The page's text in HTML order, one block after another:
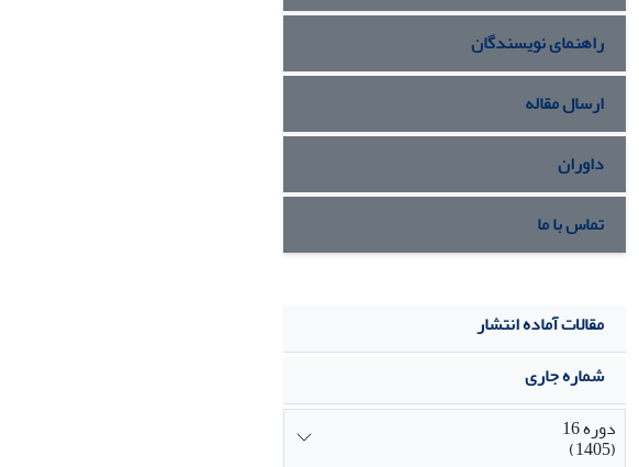
راهنمای نویسندگان
ارسال مقاله
داوران
تماس با ما
مقالات آماده انتشار
شماره جاری
دوره 16
(1405)